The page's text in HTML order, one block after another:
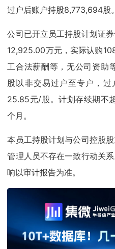
过户后账户持股8,773,694股。
公司已开立员工持股计划证
12,925.00万元，实际认购
工合法薪酬等，无公司资助
股以非交易过户至专户，过
25.85元/股。计划存续期不
个月。
本员工持股计划与公司控股
管理人员不存在一致行动关
响以审计报告为准。